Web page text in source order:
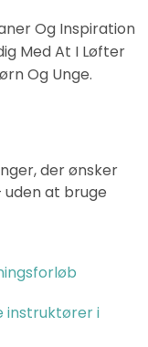
Og Inspiration
Med At I Løfter
Og Unge.
der ønsker
at bruge
instruktører i